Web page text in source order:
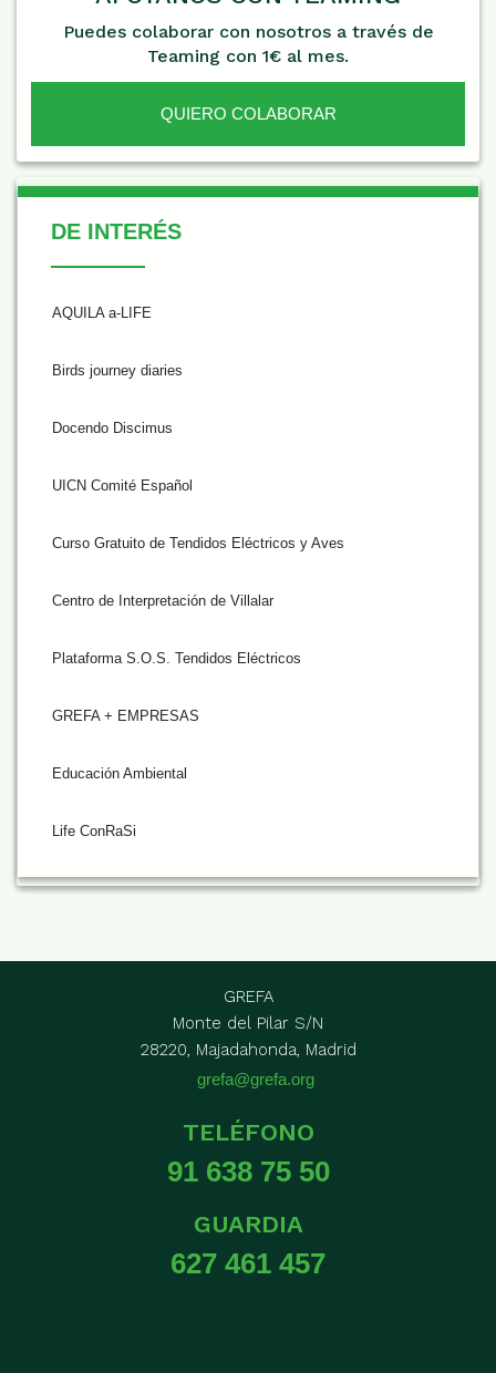
Puedes colaborar con nosotros a través de
Teaming con 1€ al mes.
QUIERO COLABORAR
De Interés
DE INTERÉS
AQUILA a-LIFE
Birds journey diaries
Docendo Discimus
UICN Comité Español
Curso Gratuito de Tendidos Eléctricos y Aves
Centro de Interpretación de Villalar
Plataforma S.O.S. Tendidos Eléctricos
GREFA + EMPRESAS
Educación Ambiental
Life ConRaSi
GREFA
Monte del Pilar S/N
28220, Majadahonda, Madrid
grefa@grefa.org
TELÉFONO
91 638 75 50
GUARDIA
627 461 457